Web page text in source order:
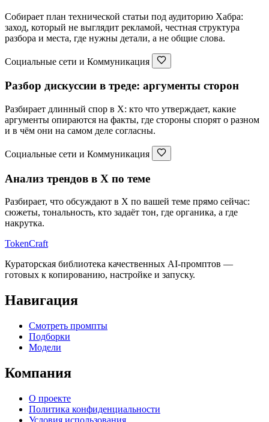
Собирает план технической статьи под аудиторию Хабра:
заход, который не выглядит рекламой, честная структура
разбора и места, где нужны детали, а не общие слова.
Социальные сети и Коммуникация
Разбор дискуссии в треде: аргументы сторон
Разбирает длинный спор в X: кто что утверждает, какие
аргументы опираются на факты, где стороны спорят о разном
и в чём они на самом деле согласны.
Социальные сети и Коммуникация
Анализ трендов в X по теме
Разбирает, что обсуждают в X по вашей теме прямо сейчас:
сюжеты, тональность, кто задаёт тон, где органика, а где
накрутка.
TokenCraft
Кураторская библиотека качественных AI-промптов —
готовых к копированию, настройке и запуску.
Навигация
Смотреть промпты
Подборки
Модели
Компания
О проекте
Политика конфиденциальности
Условия использования